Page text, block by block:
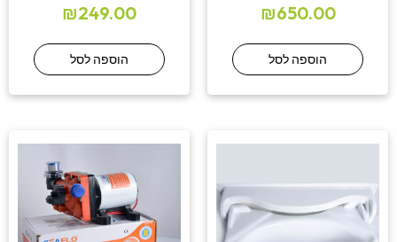
₪650.00
הוספה לסל
₪249.00
הוספה לסל